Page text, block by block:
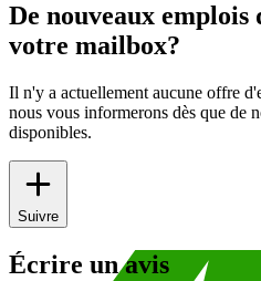
De nouveaux emplois
votre mailbox?
Il n'y a actuellement aucune offre
nous vous informerons dès que de
disponibles.
Suivre
Écrire un avis